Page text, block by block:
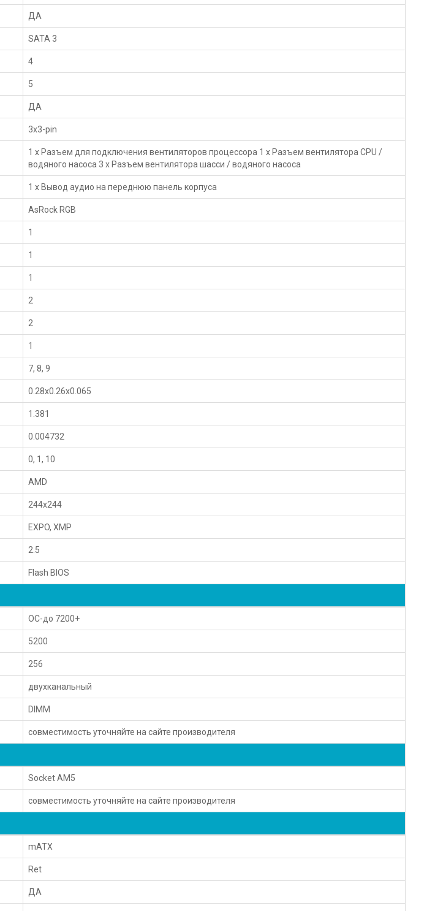
ДА
SATA 3
4
5
ДА
3x3-pin
1 x Разъем для подключения вентиляторов процессора 1 x Разъем вентилятора CPU /
водяного насоса 3 x Разъем вентилятора шасси / водяного насоса
1 x Вывод аудио на переднюю панель корпуса
AsRock RGB
1
1
1
2
2
1
7, 8, 9
0.28x0.26x0.065
1.381
0.004732
0, 1, 10
AMD
244x244
EXPO, XMP
2.5
Flash BIOS
OC-до 7200+
5200
256
двухканальный
DIMM
совместимость уточняйте на сайте производителя
Socket AM5
совместимость уточняйте на сайте производителя
mATX
Ret
ДА